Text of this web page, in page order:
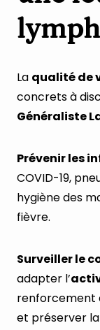
La qualité de
concrets à
Généraliste
Prévenir les
COVID-19,
hygiène des
fièvre.
Surveiller le
adapter l’
renforcement
et préserver